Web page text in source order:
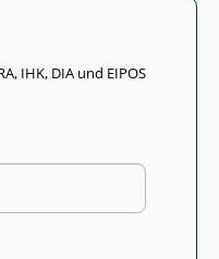
IHK, DIA und EIPOS